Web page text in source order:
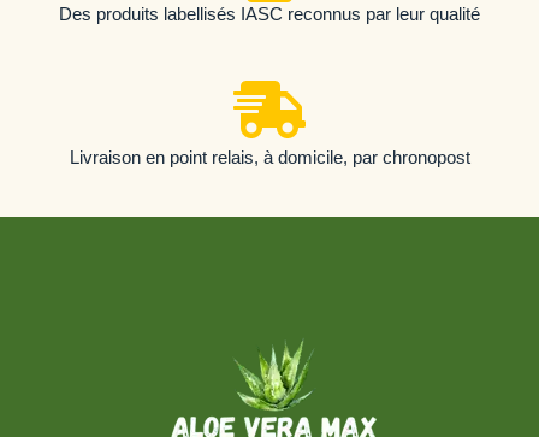
Des produits labellisés IASC reconnus par leur qualité
Livraison en point relais, à domicile, par chronopost